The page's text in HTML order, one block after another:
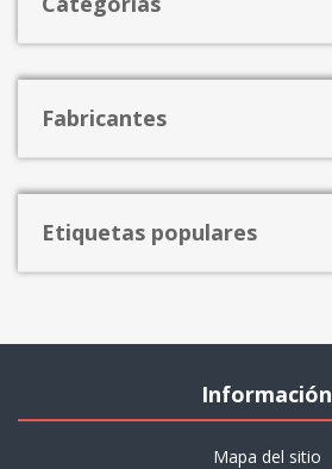
Fabricantes
Etiquetas populares
Información
Mapa del sitio